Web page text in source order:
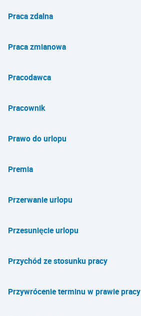
Praca zdalna
Praca zmianowa
Pracodawca
Pracownik
Prawo do urlopu
Premia
Przerwanie urlopu
Przesunięcie urlopu
Przychód ze stosunku pracy
Przywrócenie terminu w prawie pracy